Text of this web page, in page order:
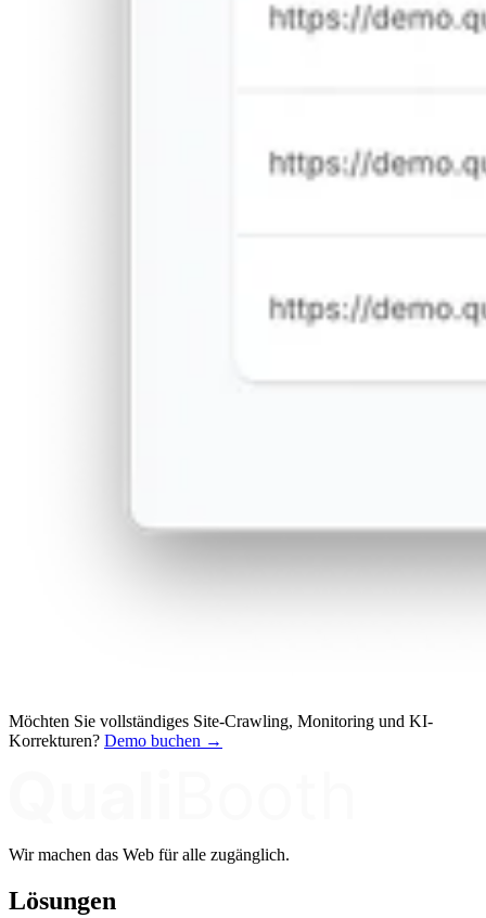
Möchten Sie vollständiges Site-Crawling, Monitoring und KI-
Korrekturen? Demo buchen →
Wir machen das Web für alle zugänglich.
Lösungen